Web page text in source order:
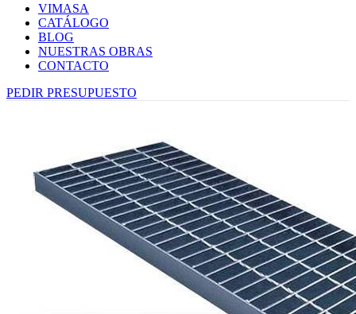
VIMASA
CATÁLOGO
BLOG
NUESTRAS OBRAS
CONTACTO
PEDIR PRESUPUESTO